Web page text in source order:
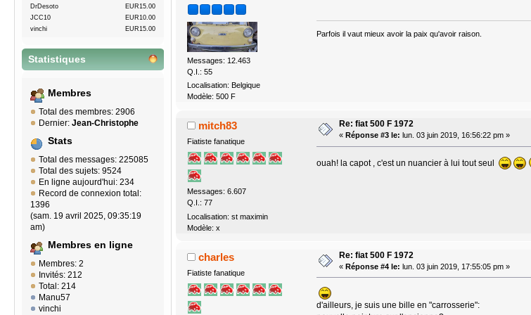
DrDesoto
EUR15.00
JCC10
EUR10.00
vinchi
EUR15.00
Statistiques
Membres
Total des membres: 2906
Dernier: Jean-Christophe
Stats
Total des messages: 225085
Total des sujets: 9524
En ligne aujourd'hui: 234
Record de connexion total:
1396
(sam. 19 avril 2025, 09:35:19
am)
Membres en ligne
Membres: 2
Invités: 212
Total: 214
Manu57
vinchi
Messages: 12.463
Q.I.: 55
Localisation: Belgique
Modèle: 500 F
Parfois il vaut mieux avoir la paix qu'avoir raison.
mitch83
Fiatiste fanatique
Messages: 6.607
Q.I.: 77
Localisation: st maximin
Modèle: x
Re: fiat 500 F 1972
« Réponse #3 le: lun. 03 juin 2019, 16:56:22 pm »
ouah! la capot , c'est un nuancier à lui tout seul
charles
Fiatiste fanatique
Re: fiat 500 F 1972
« Réponse #4 le: lun. 03 juin 2019, 17:55:05 pm »
d'ailleurs, je suis une bille en "carrosserie":